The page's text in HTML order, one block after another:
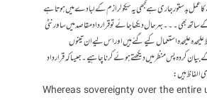
کا عمل بدستور جاری ہے کبھی یہ سیکولرازم کے لبادے میں ہوتا ہے
ساتھ بھی ۔۔۔ بہرحال دیکھا جائےتو قرار داد مقاصد میں ساورنٹی
علیحدہ استعمال کیے گئے ہیں اور اس لیے ان تینوں
کردہ پس منظر میں دیکھتے ہوئے کرنا چاہیے ۔ جیسا کہ قرارداد
الفاظ ہیں:
[english] Whereas sovereignty over the